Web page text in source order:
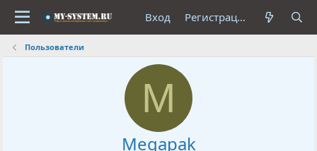
Вход Регистрация
Пользователи
M
Megapak